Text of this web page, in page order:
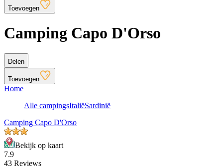
Toevoegen
Camping Capo D'Orso
Delen
Toevoegen
Home
Alle campingsItaliëSardinië
Camping Capo D'Orso
Bekijk op kaart
7.9
43 Reviews